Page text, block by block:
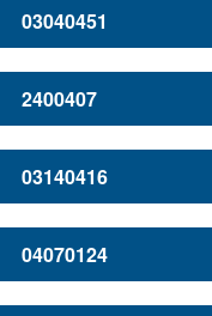
03040451
2400407
03140416
04070124